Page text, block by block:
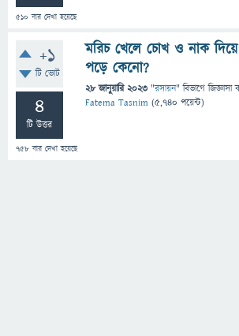
510 বার দেখা হয়েছে
+1
টি ভোট
4
টি উত্তর
758 বার দেখা হয়েছে
মরিচ খেলে চোখ ও নাক দিয়ে
পড়ে কেনো?
28 জানুয়ারি 2023 "রসায়ন" বিভাগে জিজ্ঞাসা
Fatema Tasnim (5,740 পয়েন্ট)